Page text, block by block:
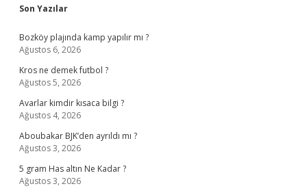
Sidebar
Son Yazılar
Bozköy plajında kamp yapılır mı ?
Ağustos 6, 2026
Kros ne demek futbol ?
Ağustos 5, 2026
Avarlar kimdir kısaca bilgi ?
Ağustos 4, 2026
Aboubakar BJK’den ayrıldı mı ?
Ağustos 3, 2026
5 gram Has altın Ne Kadar ?
Ağustos 3, 2026